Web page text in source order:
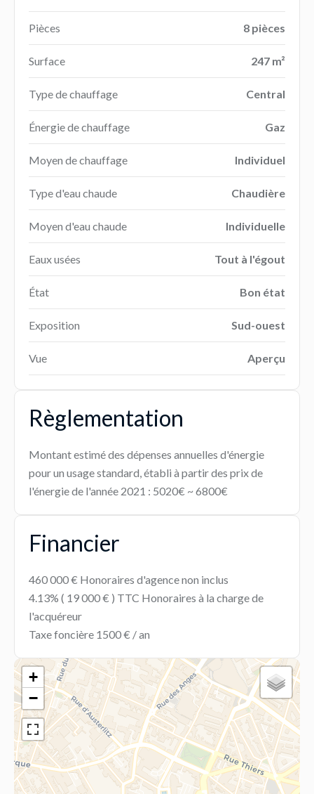
Pièces 8 pièces
Surface 247 m²
Type de chauffage Central
Énergie de chauffage Gaz
Moyen de chauffage Individuel
Type d'eau chaude Chaudière
Moyen d'eau chaude Individuelle
Eaux usées Tout à l'égout
État Bon état
Exposition Sud-ouest
Vue Aperçu
Règlementation
Montant estimé des dépenses annuelles d'énergie
pour un usage standard, établi à partir des prix de
l'énergie de l'année 2021 : 5020€ ~ 6800€
Financier
460 000 € Honoraires d'agence non inclus
4.13% ( 19 000 € ) TTC Honoraires à la charge de
l'acquéreur
Taxe foncière 1500 € / an
+
−